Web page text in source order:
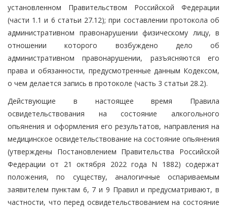
установленном Правительством Российской Федерации
(части 1.1 и 6 статьи 27.12); при составлении протокола об
административном правонарушении физическому лицу, в
отношении которого возбуждено дело об
административном правонарушении, разъясняются его
права и обязанности, предусмотренные данным Кодексом,
о чем делается запись в протоколе (часть 3 статьи 28.2).
Действующие в настоящее время Правила
освидетельствования на состояние алкогольного
опьянения и оформления его результатов, направления на
медицинское освидетельствование на состояние опьянения
(утверждены Постановлением Правительства Российской
Федерации от 21 октября 2022 года N 1882) содержат
положения, по существу, аналогичные оспариваемым
заявителем пунктам 6, 7 и 9 Правил и предусматривают, в
частности, что перед освидетельствованием на состояние